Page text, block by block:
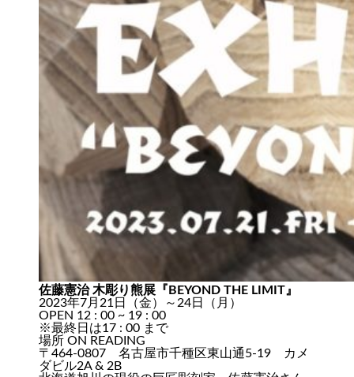
佐藤憲治 木彫り熊展『BEYOND THE LIMIT』
2023年7月21日（金）～24日（月）
OPEN 12 : 00 ~ 19 : 00
※最終日は17 : 00 まで
場所 ON READING
〒464-0807 名古屋市千種区東山通5-19 カメ
ダビル2A & 2B